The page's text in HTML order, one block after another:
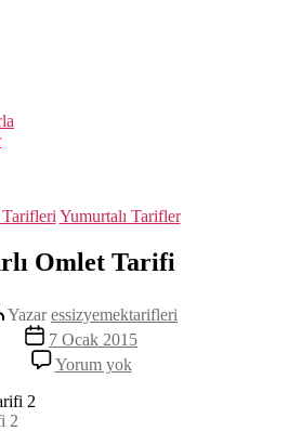
Kategoriler
Yumurtalı Tarifler
Omlet Tarifi
Yazaressizyemektarifleri
Yazı
tarihi
7 Ocak 2015
Yorum yokKaşarlı
Omlet
2